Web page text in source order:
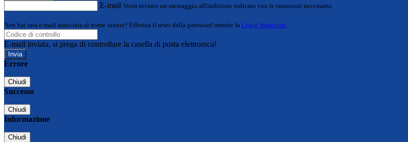
E-mail Verrà inviato un messaggio all'indirizzo indicato con le istruzioni necessarie.
Non hai una e-mail associata al nome utente? Effettua il reset della password tramite la Login Spaggiari
E-mail inviata, si prega di controllare la casella di posta elettronica!
Errore
Chiudi
Successo
Chiudi
Informazione
Chiudi